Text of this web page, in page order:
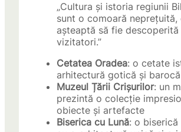
„Cultura și istoria regiunii
sunt o comoară neprețuită,
așteaptă să fie descoperită
vizitatori.”
Cetatea Oradea: o cetate
arhitectură gotică și barocă
Muzeul Țării Crișurilor: un
prezintă o colecție
obiecte și artefacte
Biserica cu Lună: o